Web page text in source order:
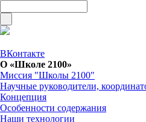
ВКонтакте
О «Школе 2100»
Миссия "Школы 2100"
Научные руководители,
Концепция
Особенности содержания
Наши технологии